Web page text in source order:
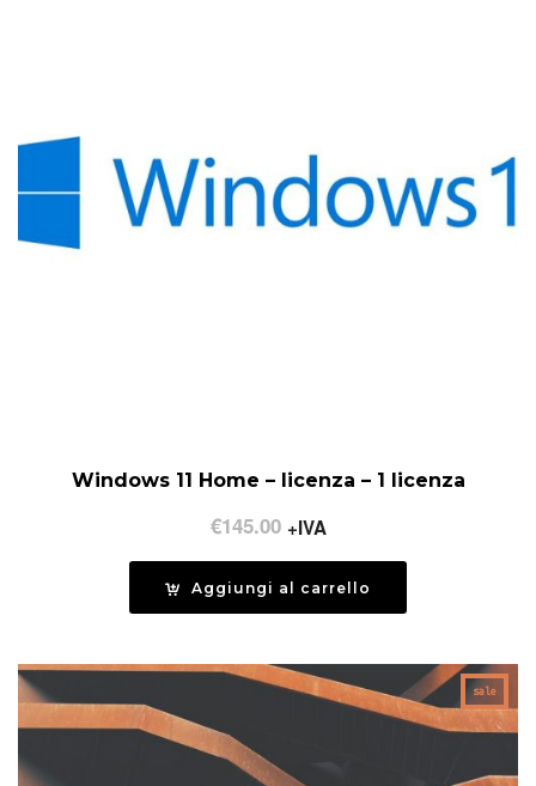
Windows 11 Home – licenza – 1 licenza
€145.00 +IVA
Aggiungi al carrello
sale